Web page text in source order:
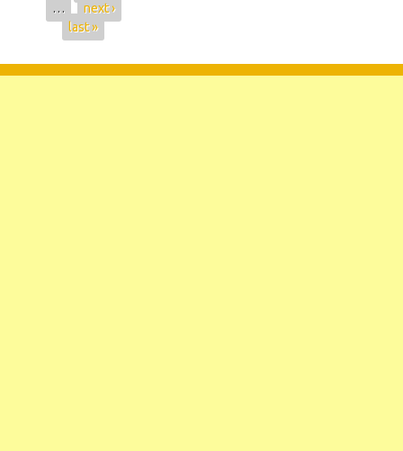
…
next ›
last »